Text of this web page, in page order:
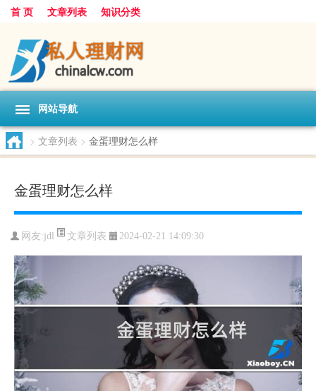
首 页 文章列表 知识分类
网站导航
> 文章列表 > 金蛋理财怎么样
金蛋理财怎么样
网友:jdl 文章列表 2024-02-21 14:09:30